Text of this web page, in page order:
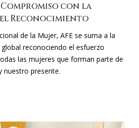
Compromiso con la
Reconocimiento
de la Mujer, AFE se suma a la
reconociendo el esfuerzo
las mujeres que forman parte de
nuestro presente.